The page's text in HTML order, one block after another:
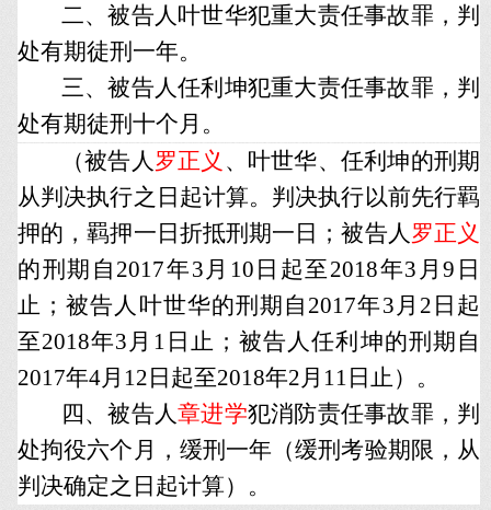
二、被告人叶世华犯重大责任事故罪，判
处有期徒刑一年。
三、被告人任利坤犯重大责任事故罪，判
处有期徒刑十个月。
（被告人罗正义 、叶世华、任利坤的刑期
从判决执行之日起计算。判决执行以前先行羁
押的，羁押一日折抵刑期一日；被告人罗正义
的刑期自2017年3月10日起至2018年3月9日
止；被告人叶世华的刑期自2017年3月2日起
至2018年3月1日止；被告人任利坤的刑期自
2017年4月12日起至2018年2月11日止）。
四、被告人章进学犯消防责任事故罪，判
处拘役六个月，缓刑一年（缓刑考验期限，从
判决确定之日起计算）。